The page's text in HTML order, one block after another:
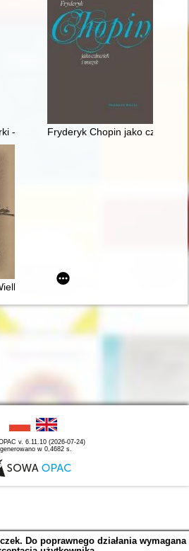
- czyli folklor a pojęcie muzyki
Fryderyk Chopin jako człowiek
v. 6.11.10 (2026-07-24)
w 0,4682 s.
Do poprawnego działania wymagana